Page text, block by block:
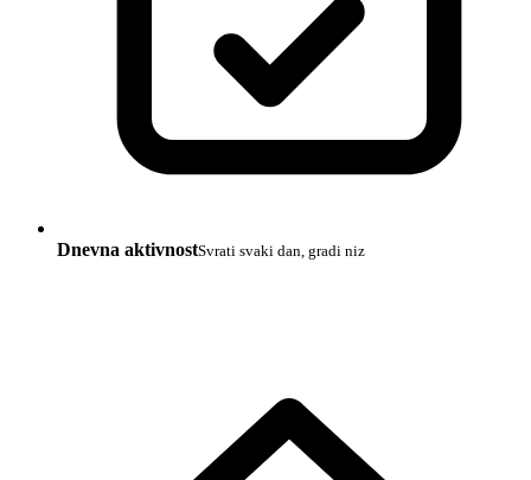
Dnevna aktivnostSvrati svaki dan, gradi niz